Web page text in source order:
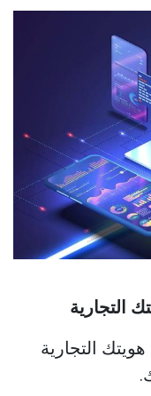
التجارية
التجارية